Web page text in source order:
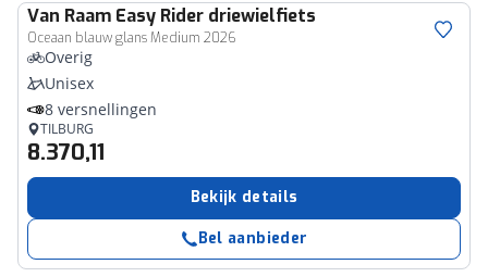
Van Raam Easy Rider driewielfiets
Oceaan blauw glans Medium 2026
Overig
Unisex
8 versnellingen
TILBURG
8.370,11
Bekijk details
Bel aanbieder